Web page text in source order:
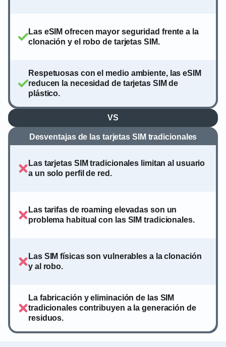
Las eSIM ofrecen mayor seguridad frente a la
clonación y el robo de tarjetas SIM.
Respetuosas con el medio ambiente, las eSIM
reducen la necesidad de tarjetas SIM de
plástico.
VS
Desventajas de las tarjetas SIM tradicionales
Las tarjetas SIM tradicionales limitan al usuario
a un solo perfil de red.
Las tarifas de roaming elevadas son un
problema habitual con las SIM tradicionales.
Las SIM físicas son vulnerables a la clonación
y al robo.
La fabricación y eliminación de las SIM
tradicionales contribuyen a la generación de
residuos.